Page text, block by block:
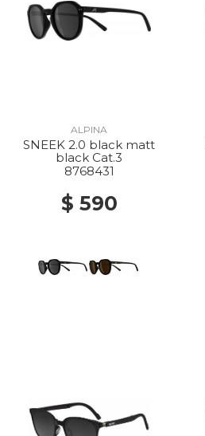
ALPINA
SNEEK 2.0 black matt
black Cat.3
8768431
$ 590